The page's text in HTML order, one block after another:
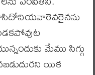
మేము సిగ్గు
యిక